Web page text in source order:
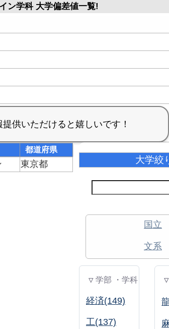
ン学科 大学偏差値一覧!
都道府県
東京都 大学絞
国立
文系
▽ 学部 ・学科
経済(149)
工(137)